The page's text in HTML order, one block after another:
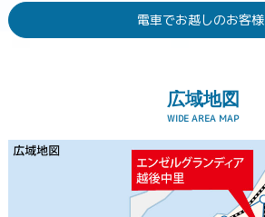
電車でお越しのお客様
広域地図
WIDE AREA MAP